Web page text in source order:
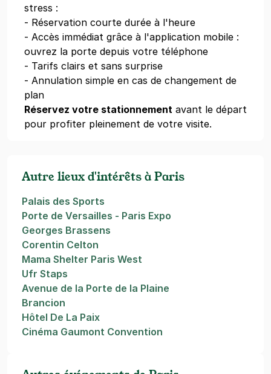
stress :
- Réservation courte durée à l'heure
- Accès immédiat grâce à l'application mobile :
ouvrez la porte depuis votre téléphone
- Tarifs clairs et sans surprise
- Annulation simple en cas de changement de
plan
Réservez votre stationnement avant le départ
pour profiter pleinement de votre visite.
Autre lieux d'intérêts à Paris
Palais des Sports
Porte de Versailles - Paris Expo
Georges Brassens
Corentin Celton
Mama Shelter Paris West
Ufr Staps
Avenue de la Porte de la Plaine
Brancion
Hôtel De La Paix
Cinéma Gaumont Convention